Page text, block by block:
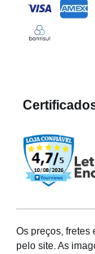
Os preços, fretes
pelo site. As